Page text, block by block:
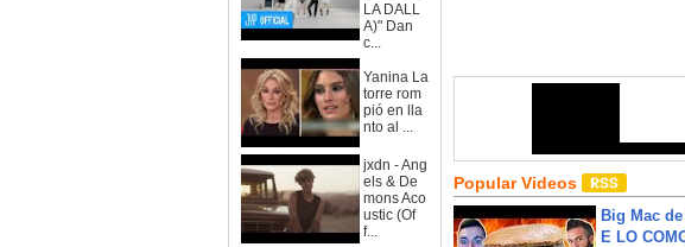
LA DALL
A)" Dan
c...
Yanina La
torre rom
pió en lla
nto al ...
jxdn - Ang
els & De
mons Aco
ustic (Of
f...
Popular Videos
Big Mac
E LO